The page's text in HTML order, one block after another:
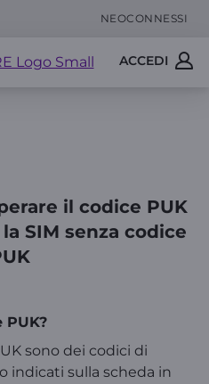
NEOCONNESSI
ACCEDI
il codice PUK
SIM senza codice
PUK?
sono dei codici di
indicati sulla scheda in